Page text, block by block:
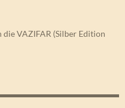
die VAZIFAR (Silber Edition